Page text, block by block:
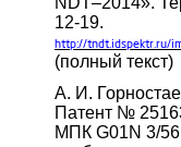
12-19.
http://tndt.idspektr.ru/
(полный текст)
А. И.
Патент №
МПК G01N 3/